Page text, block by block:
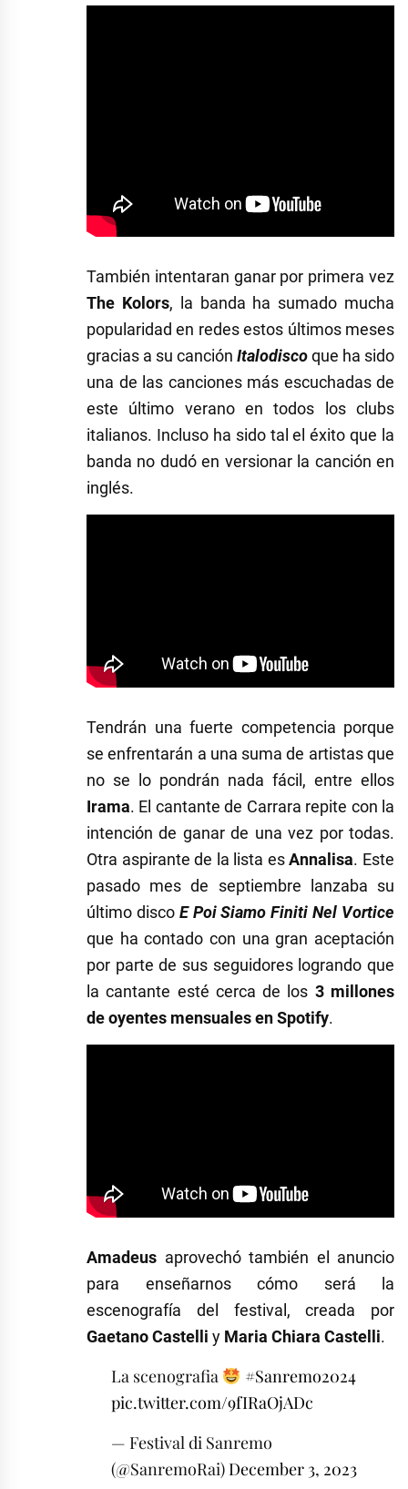
También intentaran ganar por primera vez
The Kolors, la banda ha sumado mucha
popularidad en redes estos últimos meses
gracias a su canción Italodiscoque ha sido
una de las canciones más escuchadas de
este último verano en todos los clubs
italianos. Incluso ha sido tal el éxito que la
banda no dudó en versionar la canción en
inglés.
Tendrán una fuerte competencia porque
se enfrentarán a una suma de artistas que
no se lo pondrán nada fácil, entre ellos
Irama. El cantante de Carrara repite con la
intención de ganar de una vez por todas.
Otra aspirante de la lista esAnnalisa. Este
pasado mes de septiembre lanzaba su
último disco E Poi Siamo Finiti Nel Vortice
que ha contado con una gran aceptación
por parte de sus seguidores logrando que
la cantante esté cerca de los 3 millones
de oyentes mensuales en Spotify.
Amadeus aprovechó también el anuncio
para enseñarnos cómo será la
escenografía del festival, creada por
Gaetano Castelli y Maria Chiara Castelli.
La scenografia
#Sanremo2024
pic.twitter.com/9fIRaOjADc
— Festival di Sanremo
(@SanremoRai) December 3, 2023